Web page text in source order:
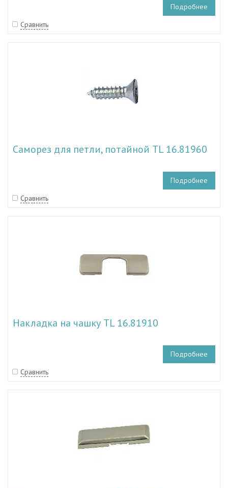
Подробнее
Сравнить
Саморез для петли, потайной TL 16.81960
Подробнее
Сравнить
Накладка на чашку TL 16.81910
Подробнее
Сравнить